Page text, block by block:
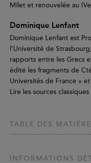
Milet et renouvelée au
Dominique Lenfant
Dominique Lenfant est
l’Université de
rapports entre les Grecs
édité les fragments de
Universités de France »
Lire les sources
TABLE DES
INFORMATIONS